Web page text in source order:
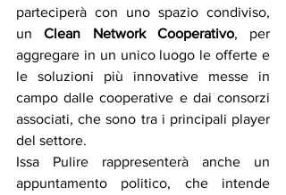
parteciperà con uno spazio condiviso,
un Clean Network Cooperativo, per
aggregare in un unico luogo le offerte e
le soluzioni più innovative messe in
campo dalle cooperative e dai consorzi
associati, che sono tra i principali player
del settore.
Issa Pulire rappresenterà anche un
appuntamento politico, che intende